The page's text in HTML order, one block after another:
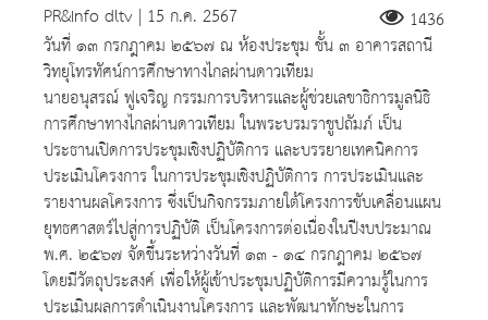
PR&Info dltv | 15 ก.ค. 2567
1436
วันที่ ๑๓ กรกฎาคม ๒๕๖๗ ณ ห้องประชุม ชั้น ๓ อาคารสถานี
วิทยุโทรทัศน์การศึกษาทางไกลผ่านดาวเทียม
นายอนุสรณ์ ฟูเจริญ กรรมการบริหารและผู้ช่วยเลขาธิการมูลนิธิ
การศึกษาทางไกลผ่านดาวเทียม ในพระบรมราชูปถัมภ์ เป็น
ประธานเปิดการประชุมเชิงปฏิบัติการ และบรรยายเทคนิคการ
ประเมินโครงการ ในการประชุมเชิงปฏิบัติการ การประเมินและ
รายงานผลโครงการ ซึ่งเป็นกิจกรรมภายใต้โครงการขับเคลื่อนแผน
ยุทธศาสตร์ไปสู่การปฏิบัติ เป็นโครงการต่อเนื่องในปีงบประมาณ
พ.ศ. ๒๕๖๗ จัดขึ้นระหว่างวันที่ ๑๓ - ๑๔ กรกฎาคม ๒๕๖๗
โดยมีวัตถุประสงค์ เพื่อให้ผู้เข้าประชุมปฏิบัติการมีความรู้ในการ
ประเมินผลการดำเนินงานโครงการ และพัฒนาทักษะในการ